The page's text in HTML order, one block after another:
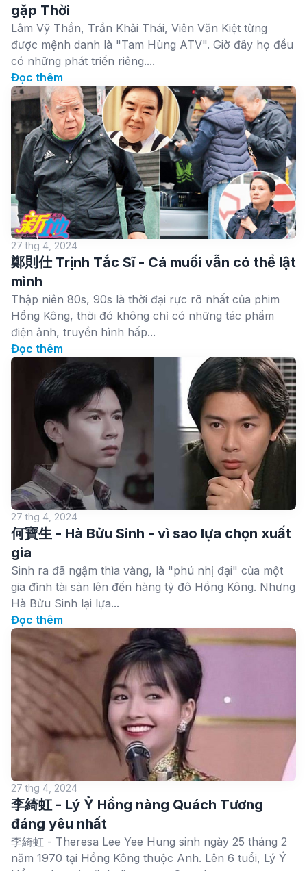
gặp Thời
Lâm Vỹ Thần, Trần Khải Thái, Viên Văn Kiệt từng
được mệnh danh là "Tam Hùng ATV". Giờ đây họ đều
có những phát triển riêng....
Đọc thêm
27 thg 4, 2024
鄭則仕 Trịnh Tắc Sĩ - Cá muối vẫn có thể lật
mình
Thập niên 80s, 90s là thời đại rực rỡ nhất của phim
Hồng Kông, thời đó không chỉ có những tác phẩm
điện ảnh, truyền hình hấp...
Đọc thêm
27 thg 4, 2024
何寶生 - Hà Bửu Sinh - vì sao lựa chọn xuất
gia
Sinh ra đã ngậm thìa vàng, là "phú nhị đại" của một
gia đình tài sản lên đến hàng tỷ đô Hồng Kông. Nhưng
Hà Bửu Sinh lại lựa...
Đọc thêm
27 thg 4, 2024
李綺虹 - Lý Ỷ Hồng nàng Quách Tương
đáng yêu nhất
李綺虹 - Theresa Lee Yee Hung sinh ngày 25 tháng 2
năm 1970 tại Hồng Kông thuộc Anh. Lên 6 tuổi, Lý Ý